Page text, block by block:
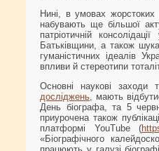
Нині, в умовах жорстоких
набувають ще більшої
патріотичній
Батьківщини, а також
гуманістичних ідеалів
впливи й стереотипи
Основні наукові заходи
досліджень , мають
День біографа, та 5
приурочена також
платформі YouTube (
«Біографічного